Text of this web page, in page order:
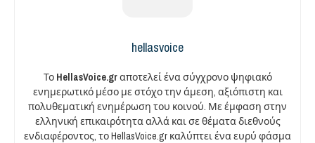
hellasvoice
Το HellasVoice.grαποτελεί ένα σύγχρονο ψηφιακό
ενημερωτικό μέσο με στόχο την άμεση, αξιόπιστη και
πολυθεματική ενημέρωση του κοινού. Με έμφαση στην
ελληνική επικαιρότητα αλλά και σε θέματα διεθνούς
ενδιαφέροντος, το HellasVoice.gr καλύπτει ένα ευρύ φάσμα